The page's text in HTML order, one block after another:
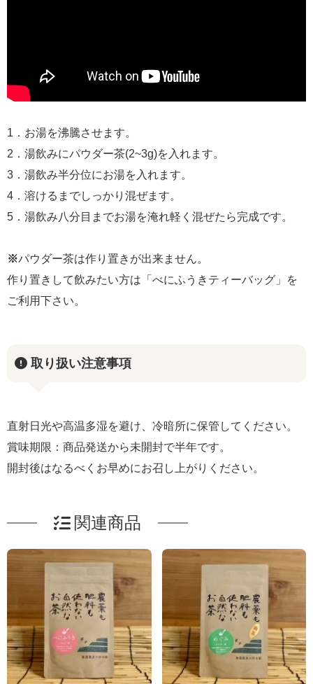
1．お湯を沸騰させます。
2．湯飲みにパウダー茶(2~3g)を入れます。
3．湯飲み半分位にお湯を入れます。
4．溶けるまでしっかり混ぜます。
5．湯飲み八分目までお湯を淹れ軽く混ぜたら完成です。
※パウダー茶は作り置きが出来ません。
作り置きして飲みたい方は「べにふうきティーバッグ」を
ご利用下さい。
取り扱い注意事項
直射日光や高温多湿を避け、冷暗所に保管してください。
賞味期限：商品発送から未開封で半年です。
開封後はなるべくお早めにお召し上がりください。
関連商品